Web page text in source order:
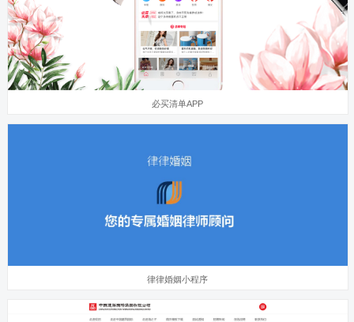
必买清单APP
律律婚姻小程序